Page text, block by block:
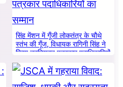
सिंह मेंशन में गूँजी लोकतंत्र के चौथे
स्तंभ की गूँज, विधायक रागिनी सिंह ने
किया नवनियुक्त पत्रकार पदाधिकारियों
का सम्मान